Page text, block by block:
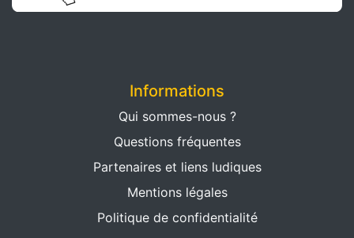
Informations
Qui sommes-nous ?
Questions fréquentes
Partenaires et liens ludiques
Mentions légales
Politique de confidentialité